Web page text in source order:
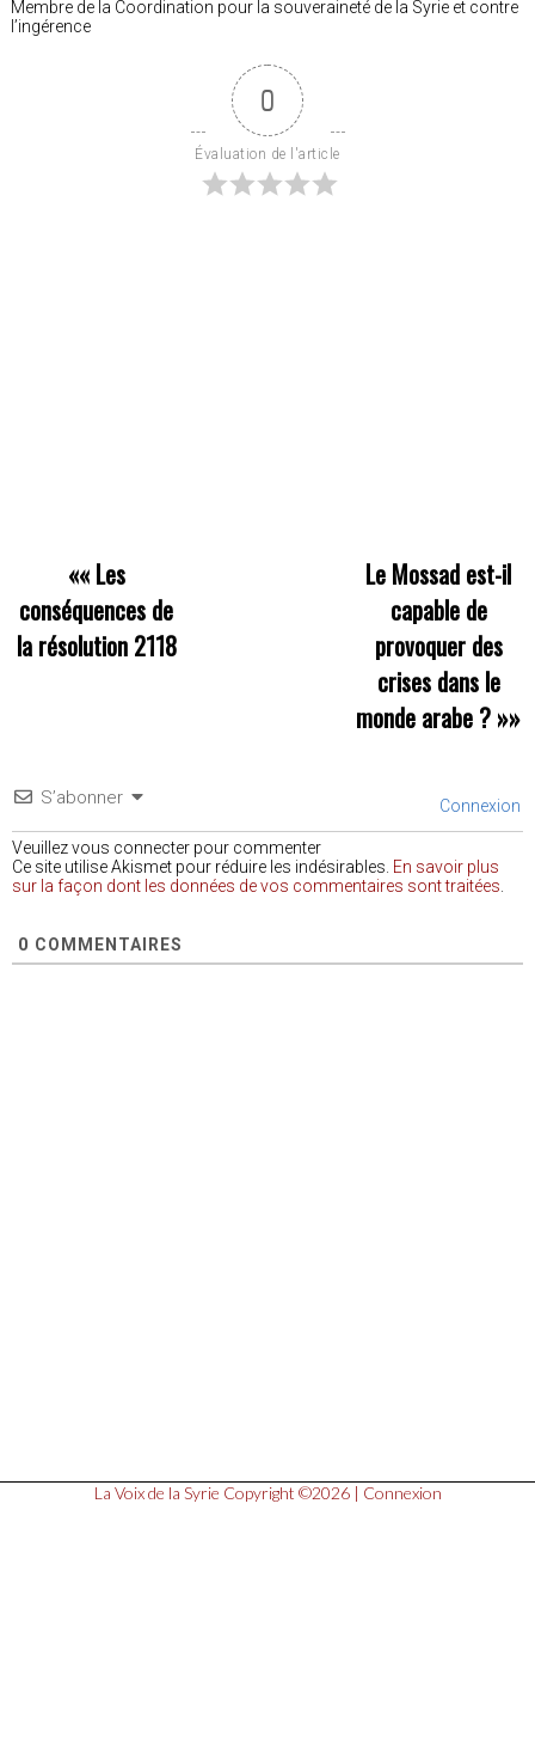
Membre de la Coordination pour la souveraineté de la Syrie et contre
l’ingérence
0
Évaluation de l'article
«« Les
conséquences de
la résolution 2118
Le Mossad est-il
capable de
provoquer des
crises dans le
monde arabe ? »»
S’abonner Connexion
Veuillez vous connecter pour commenter
Ce site utilise Akismet pour réduire les indésirables. En savoir plus
sur la façon dont les données de vos commentaires sont traitées
0 COMMENTAIRES
La Voix de la Syrie Copyright ©2026 | Connexion